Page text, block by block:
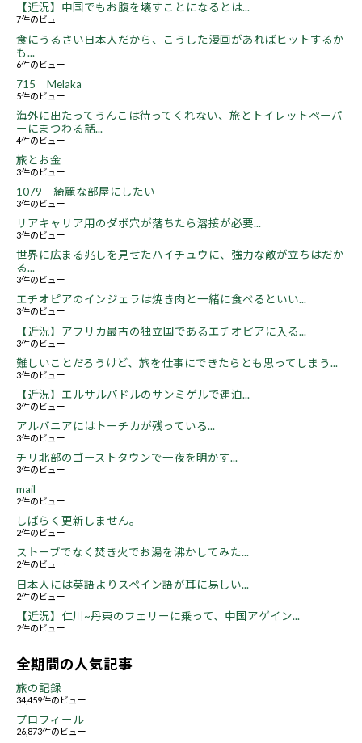
【近況】中国でもお腹を壊すことになるとは...
7件のビュー
食にうるさい日本人だから、こうした漫画があればヒットするか
も...
6件のビュー
715 Melaka
5件のビュー
海外に出たってうんこは待ってくれない、旅とトイレットペーパ
ーにまつわる話...
4件のビュー
旅とお金
3件のビュー
1079 綺麗な部屋にしたい
3件のビュー
リアキャリア用のダボ穴が落ちたら溶接が必要...
3件のビュー
世界に広まる兆しを見せたハイチュウに、強力な敵が立ちはだか
る...
3件のビュー
エチオピアのインジェラは焼き肉と一緒に食べるといい...
3件のビュー
【近況】アフリカ最古の独立国であるエチオピアに入る...
3件のビュー
難しいことだろうけど、旅を仕事にできたらとも思ってしまう...
3件のビュー
【近況】エルサルバドルのサンミゲルで連泊...
3件のビュー
アルバニアにはトーチカが残っている...
3件のビュー
チリ北部のゴーストタウンで一夜を明かす...
3件のビュー
mail
2件のビュー
しばらく更新しません。
2件のビュー
ストーブでなく焚き火でお湯を沸かしてみた...
2件のビュー
日本人には英語よりスペイン語が耳に易しい...
2件のビュー
【近況】仁川~丹東のフェリーに乗って、中国アゲイン...
2件のビュー
全期間の人気記事
旅の記録
34,459件のビュー
プロフィール
26,873件のビュー